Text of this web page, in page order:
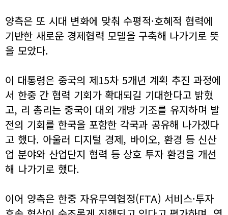
양측은 또 시대 변화에 맞춰 수평적·호혜적 협력에
기반한 새로운 경제협력 모델을 구축해 나가기로 뜻
을 모았다.
이 대통령은 중국의 제15차 5개년 계획 추진 과정에
서 한중 간 협력 기회가 확대되길 기대한다고 밝혔
고, 리 총리는 중국이 대외 개방 기조를 유지하며 발
전의 기회를 한국을 포함한 각국과 공유해 나가겠다
고 했다. 아울러 디지털 경제, 바이오, 환경 등 신산
업 분야와 산업단지 협력 등 상호 투자 환경을 개선
해 나가기로 했다.
이어 양측은 한중 자유무역협정(FTA) 서비스·투자